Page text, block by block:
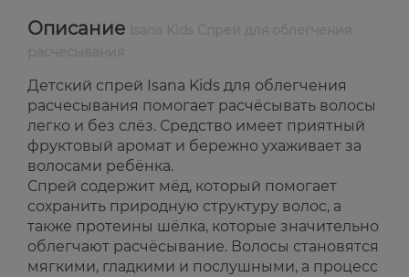
Описание
Детский спрей Isana Kids для облегчения
расчесывания помогает расчёсывать волосы
легко и без слёз. Средство имеет приятный
фруктовый аромат и бережно ухаживает за
волосами ребёнка.
Спрей содержит мёд, который помогает
сохранить природную структуру волос, а
также протеины шёлка, которые значительно
облегчают расчёсывание. Волосы становятся
мягкими, гладкими и послушными, а процесс